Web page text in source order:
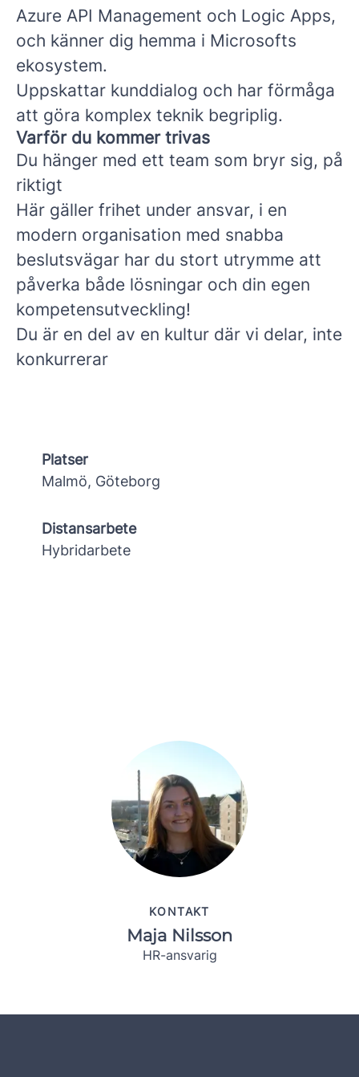
Azure API Management och Logic Apps,
och känner dig hemma i Microsofts
ekosystem.
Uppskattar kunddialog och har förmåga
att göra komplex teknik begriplig.
Varför du kommer trivas
Du hänger med ett team som bryr sig, på
riktigt
Här gäller frihet under ansvar, i en
modern organisation med snabba
beslutsvägar har du stort utrymme att
påverka både lösningar och din egen
kompetensutveckling!
Du är en del av en kultur där vi delar, inte
konkurrerar
Platser
Malmö, Göteborg
Distansarbete
Hybridarbete
KONTAKT
Maja Nilsson
HR-ansvarig